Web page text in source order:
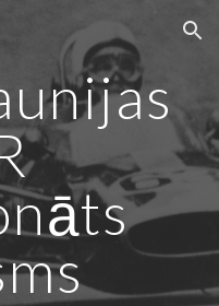
Skip to navigation